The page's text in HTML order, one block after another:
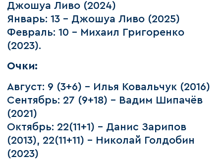
Джошуа Ливо (2024)
Январь: 13 – Джошуа Ливо (2025)
Февраль: 10 – Михаил Григоренко
(2023).
Очки:
Август: 9 (3+6) – Илья Ковальчук (2016)
Сентябрь: 27 (9+18) – Вадим Шипачёв
(2021)
Октябрь: 22(11+1) – Данис Зарипов
(2013), 22(11+11) – Николай Голдобин
(2023)